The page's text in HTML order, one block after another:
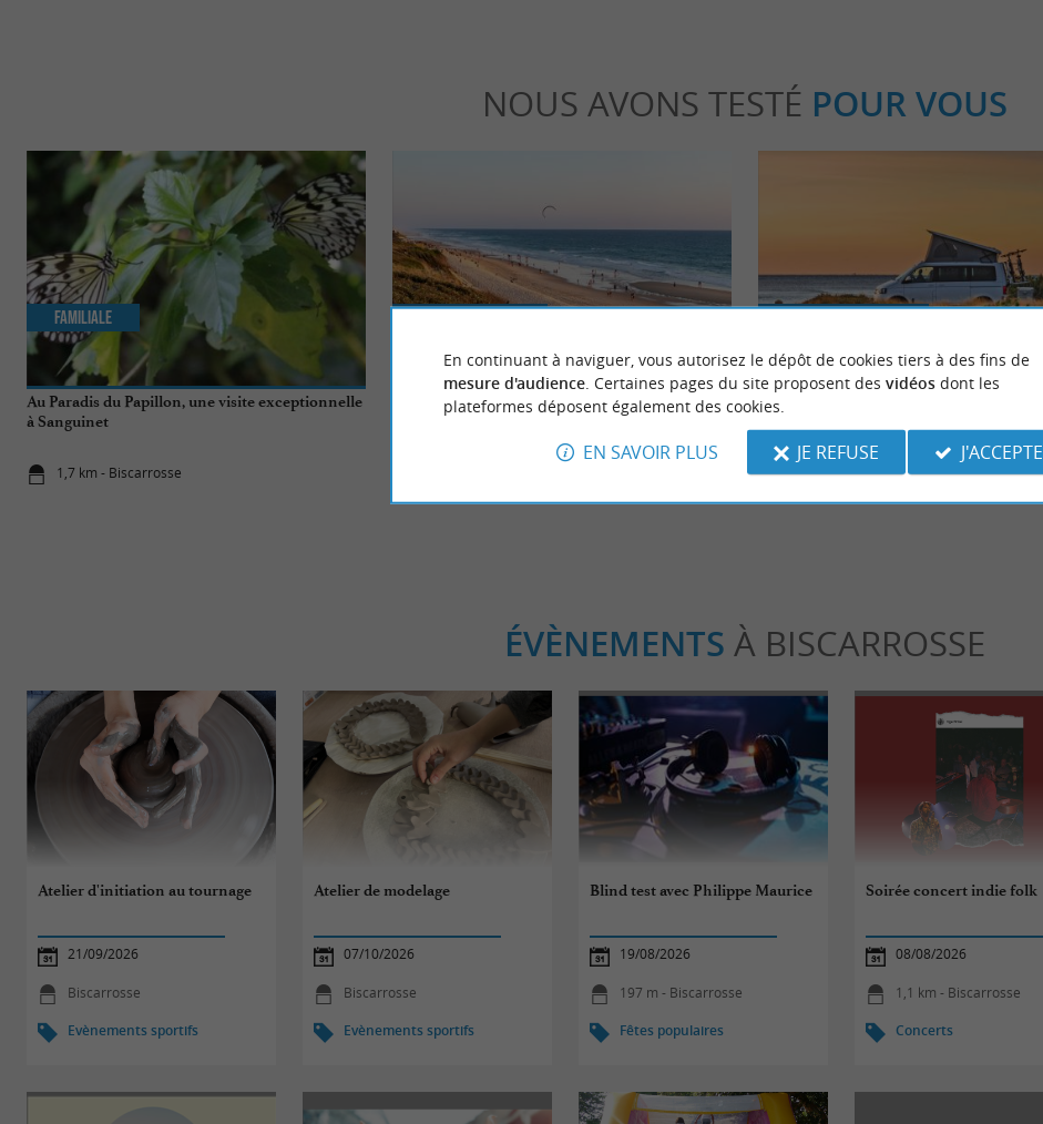
NOUS AVONS TESTÉ POUR VOUS
Au Paradis du Papillon, une visite exceptionnelle
à Sanguinet
1,7 km - Biscarrosse
Familiale
Top 10 des choses incontournables à faire à
Biscarrosse
La Van Life dans les Landes
1,7 km - Biscarrosse
ÉVÈNEMENTS À BISCARROSSE
Atelier d'initiation au tournage
21/09/2026
Biscarrosse
Evènements sportifs
Atelier de modelage
07/10/2026
Biscarrosse
Evènements sportifs
Blind test avec Philippe Maurice
19/08/2026
197 m - Biscarrosse
Fêtes populaires
Soirée concert indie folk
08/08/2026
1,1 km - Biscarrosse
Concerts
En continuant à naviguer, vous autorisez le dépôt de cookies tiers à des fins de
mesure d'audience. Certaines pages du site proposent des vidéosdont les
plateformes déposent également des cookies.
EN SAVOIR PLUS JE REFUSE J'ACCEPTE